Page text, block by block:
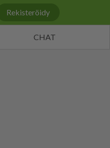
Rekisteröidy
CHAT